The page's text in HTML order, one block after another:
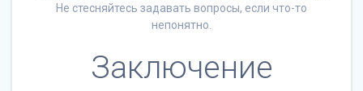
Не стесняйтесь задавать вопросы, если что-то
непонятно.
Заключение